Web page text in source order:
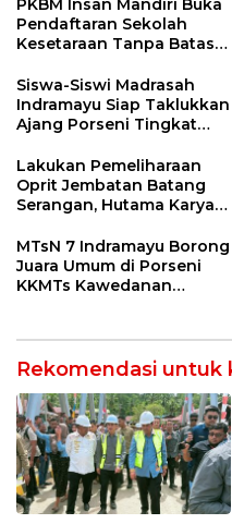
PKBM Insan Mandiri Buka
Pendaftaran Sekolah
Kesetaraan Tanpa Batas
Siswa-Siswi Madrasah
Indramayu Siap Taklukkan
Ajang Porseni Tingkat
Lakukan Pemeliharaan
Oprit Jembatan Batang
Serangan, Hutama Karya
55 Tol Binjai–Langsa
MTsN 7 Indramayu Borong
Juara Umum di Porseni
KKMTs Kawedanan
Rekomendasi untuk